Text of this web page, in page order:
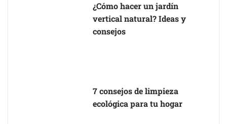
¿Cómo hacer un jardín
vertical natural? Ideas y
consejos
7 consejos de limpieza
ecológica para tu hogar